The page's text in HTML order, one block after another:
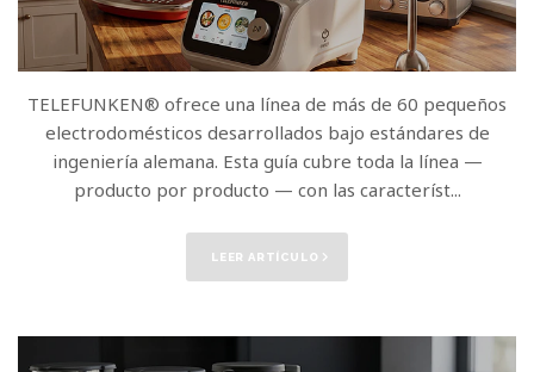
TELEFUNKEN® ofrece una línea de más de 60 pequeños
electrodomésticos desarrollados bajo estándares de
ingeniería alemana. Esta guía cubre toda la línea —
producto por producto — con las característ...
LEER ARTÍCULO